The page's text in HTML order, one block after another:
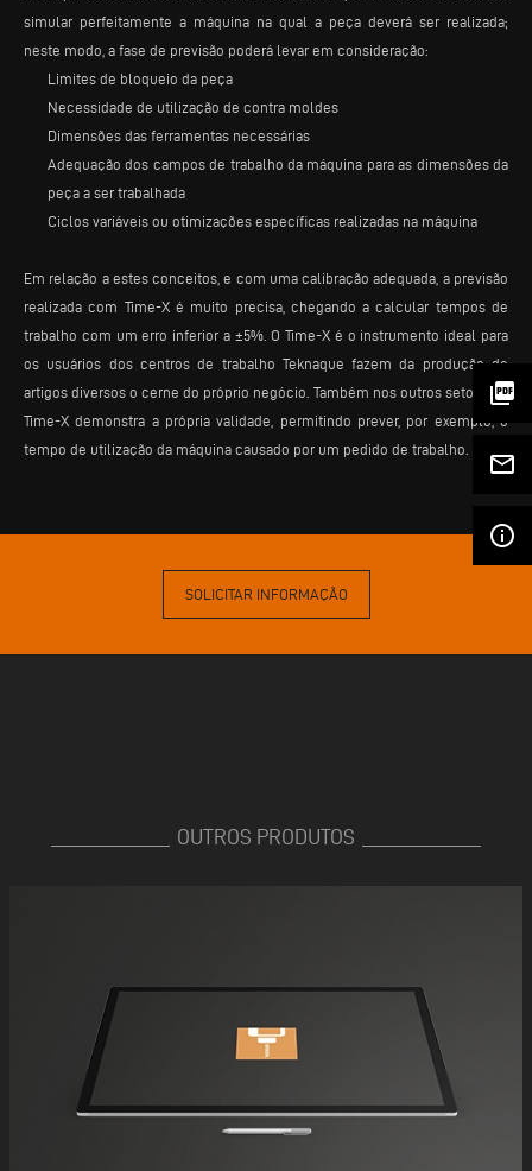
simular perfeitamente a máquina na qual a peça deverá ser realizada;
neste modo, a fase de previsão poderá levar em consideração:
Limites de bloqueio da peça
Necessidade de utilização de contra moldes
Dimensões das ferramentas necessárias
Adequação dos campos de trabalho da máquina para as dimensões da
peça a ser trabalhada
Ciclos variáveis ou otimizações específicas realizadas na máquina
Em relação a estes conceitos, e com uma calibração adequada, a previsão
realizada com Time-X é muito precisa, chegando a calcular tempos de
trabalho com um erro inferior a ±5%. O Time-X é o instrumento ideal para
os usuários dos centros de trabalho Teknaque fazem da produção de
artigos diversos o cerne do próprio negócio. Também nos outros setores, o
Time-X demonstra a própria validade, permitindo prever, por exemplo, o
tempo de utilização da máquina causado por um pedido de trabalho.
SOLICITAR INFORMAÇÃO
picture_as_pdf
mail_outline
info_outline
OUTROS PRODUTOS